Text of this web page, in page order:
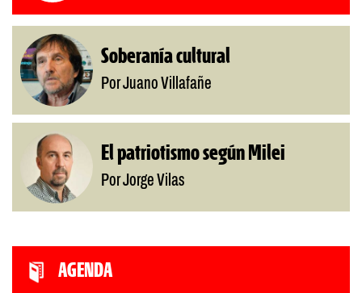
Soberanía cultural
Por Juano Villafañe
El patriotismo según Milei
Por Jorge Vilas
AGENDA